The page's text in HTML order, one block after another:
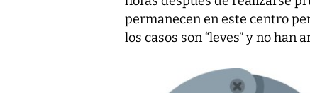
permanecen en este centro
los casos son “leves” y no